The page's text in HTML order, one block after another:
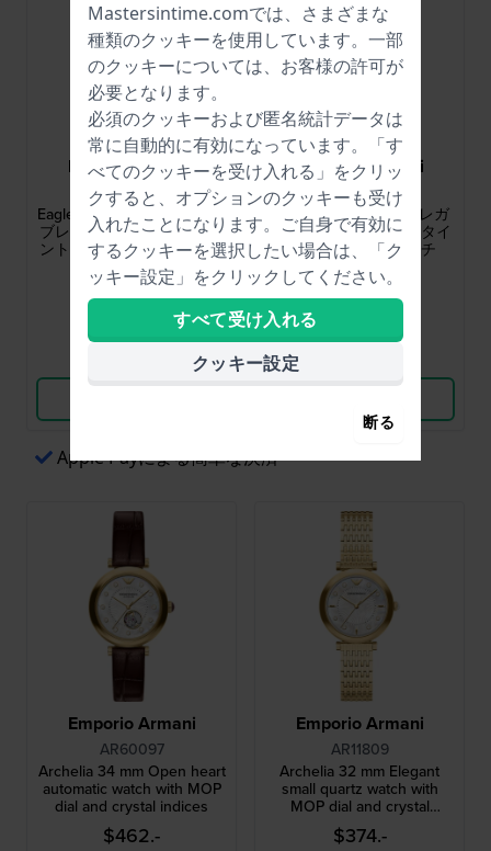
Emporio Armani
AR11829
Eagle Story 18 mm バングル
ブレスレット付きのエレガ
ントなレディースクォーツ
ウォッチ
$352.-
Emporio Armani
AR11827
Eagle Story 20 mm エレガ
ントなブレスレットスタイ
ルのクォーツウォッチ
$374.-
Apple Payによる簡単な決済
Emporio Armani
AR60097
Archelia 34 mm Open heart
automatic watch with MOP
dial and crystal indices
$462.-
Emporio Armani
AR11809
Archelia 32 mm Elegant
small quartz watch with
MOP dial and crystal
indices
$374.-
Mastersintime.comでは、さまざまな
種類のクッキーを使用しています。一部
のクッキーについては、お客様の許可が
必要となります。
必須のクッキーおよび匿名統計データは
常に自動的に有効になっています。「す
べてのクッキーを受け入れる」をクリッ
クすると、オプションのクッキーも受け
入れたことになります。ご自身で有効に
するクッキーを選択したい場合は、「ク
ッキー設定」をクリックしてください。
すべて受け入れる
クッキー設定
断る